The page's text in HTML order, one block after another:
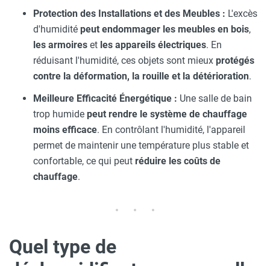
Protection des Installations et des Meubles : L'excès
d'humidité peut endommager les meubles en bois,
les armoires et les appareils électriques. En
réduisant l'humidité, ces objets sont mieux protégés
contre la déformation, la rouille et la détérioration.
Meilleure Efficacité Énergétique : Une salle de bain
trop humide peut rendre le système de chauffage
moins efficace. En contrôlant l'humidité, l'appareil
permet de maintenir une température plus stable et
confortable, ce qui peut réduire les coûts de
chauffage.
Quel type de